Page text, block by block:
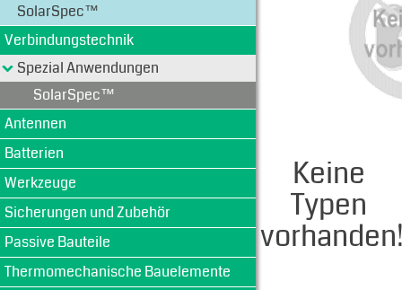
SolarSpec™
Verbindungstechnik
Spezial Anwendungen
SolarSpec™
Antennen
Batterien
Werkzeuge
Sicherungen und Zubehör
Passive Bauteile
Thermomechanische Bauelemente
Keine
Typen